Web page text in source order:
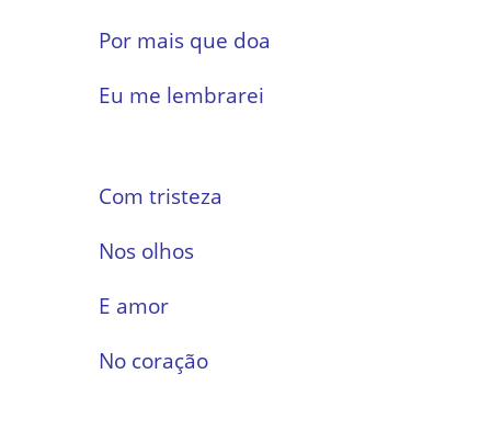
Por mais que doa
Eu me lembrarei
Com tristeza
Nos olhos
E amor
No coração